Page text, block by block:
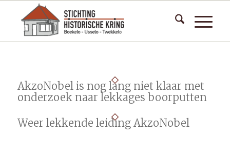
AkzoNobel is nog lang niet klaar met
onderzoek naar lekkages boorputten
Weer lekkende leiding AkzoNobel